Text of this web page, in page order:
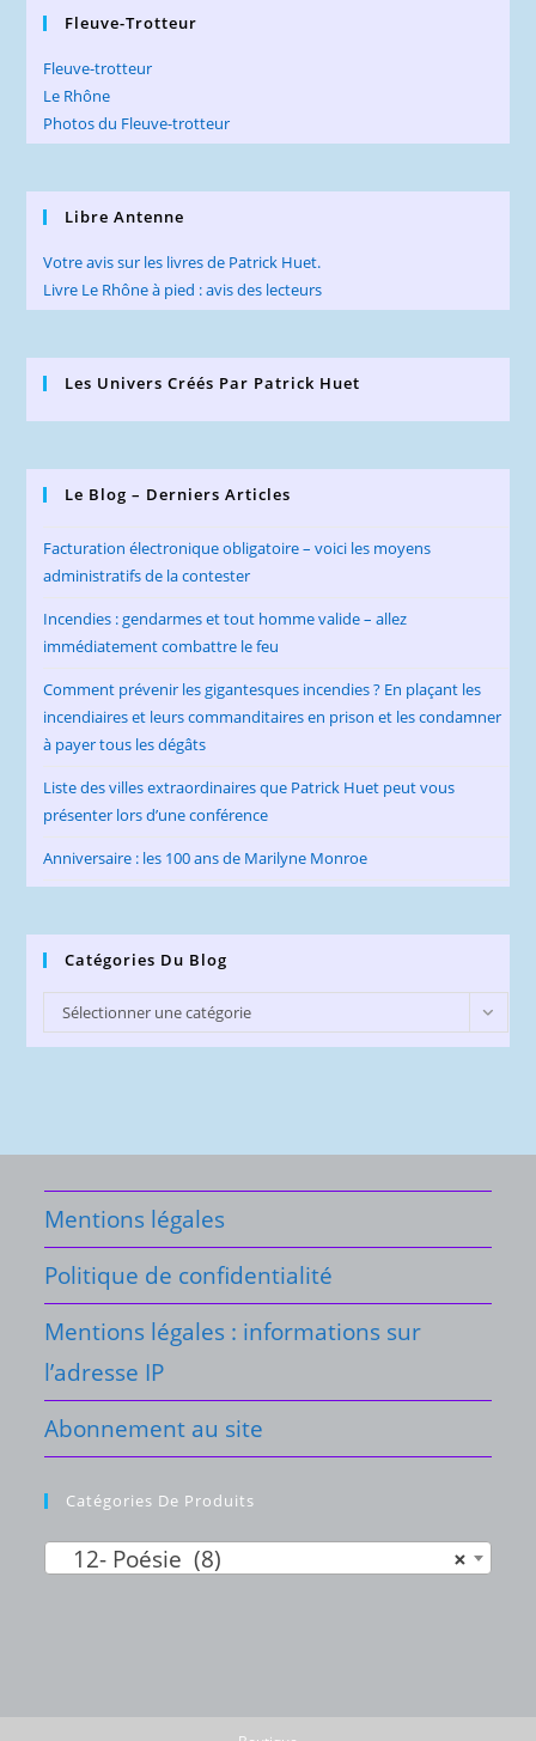
Fleuve-Trotteur
Fleuve-trotteur
Le Rhône
Photos du Fleuve-trotteur
Libre Antenne
Votre avis sur les livres de Patrick Huet.
Livre Le Rhône à pied : avis des lecteurs
Les Univers Créés Par Patrick Huet
Le Blog – Derniers Articles
Facturation électronique obligatoire – voici les moyens
administratifs de la contester
Incendies : gendarmes et tout homme valide – allez
immédiatement combattre le feu
Comment prévenir les gigantesques incendies ? En plaçant les
incendiaires et leurs commanditaires en prison et les condamner
à payer tous les dégâts
Liste des villes extraordinaires que Patrick Huet peut vous
présenter lors d’une conférence
Anniversaire : les 100 ans de Marilyne Monroe
Catégories Du Blog
Catégories
du
Sélectionner une catégorie
Mentions légales
Politique de confidentialité
Mentions légales : informations sur
l’adresse IP
Abonnement au site
Catégories De Produits
×
12- Poésie (8)